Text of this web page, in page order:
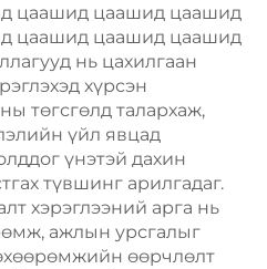
цаашид цаашид цаашид
цаашид цаашид цаашид
нь цахилгаан
хүрсэн
төгсгөлд талархаж,
үйл явцад
үнэтэй дахин
түвшинг арилгадаг.
хэрэглээний арга нь
ажлын урсгалыг
өөрчлөлт